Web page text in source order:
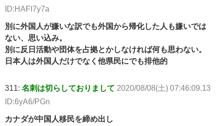
ID:HAFI7y7a
別に外国人が嫌いな訳でも外国から帰化した人も嫌いでは
ない、思い込み。
別に反日活動や団体を占拠とかしなければ何も思わない。
日本人は外国人だけでなく他県民にでも排他的
311: 名刺は切らしておりまして 2020/08/08(土) 07:46:09.13
ID:6yA6/PGn
カナダが中国人移民を締め出し